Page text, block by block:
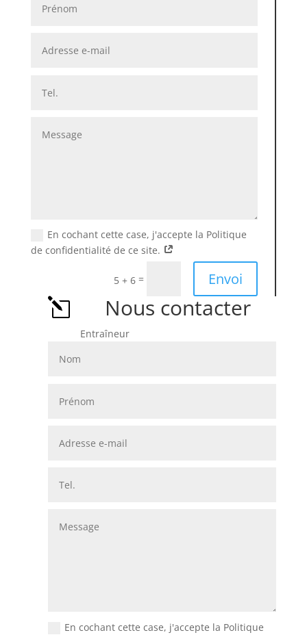
En cochant cette case, j'accepte la Politique
de confidentialité de ce site.
5 + 6 = Envoi
l Nous contacter
Entraîneur
En cochant cette case, j'accepte la Politique